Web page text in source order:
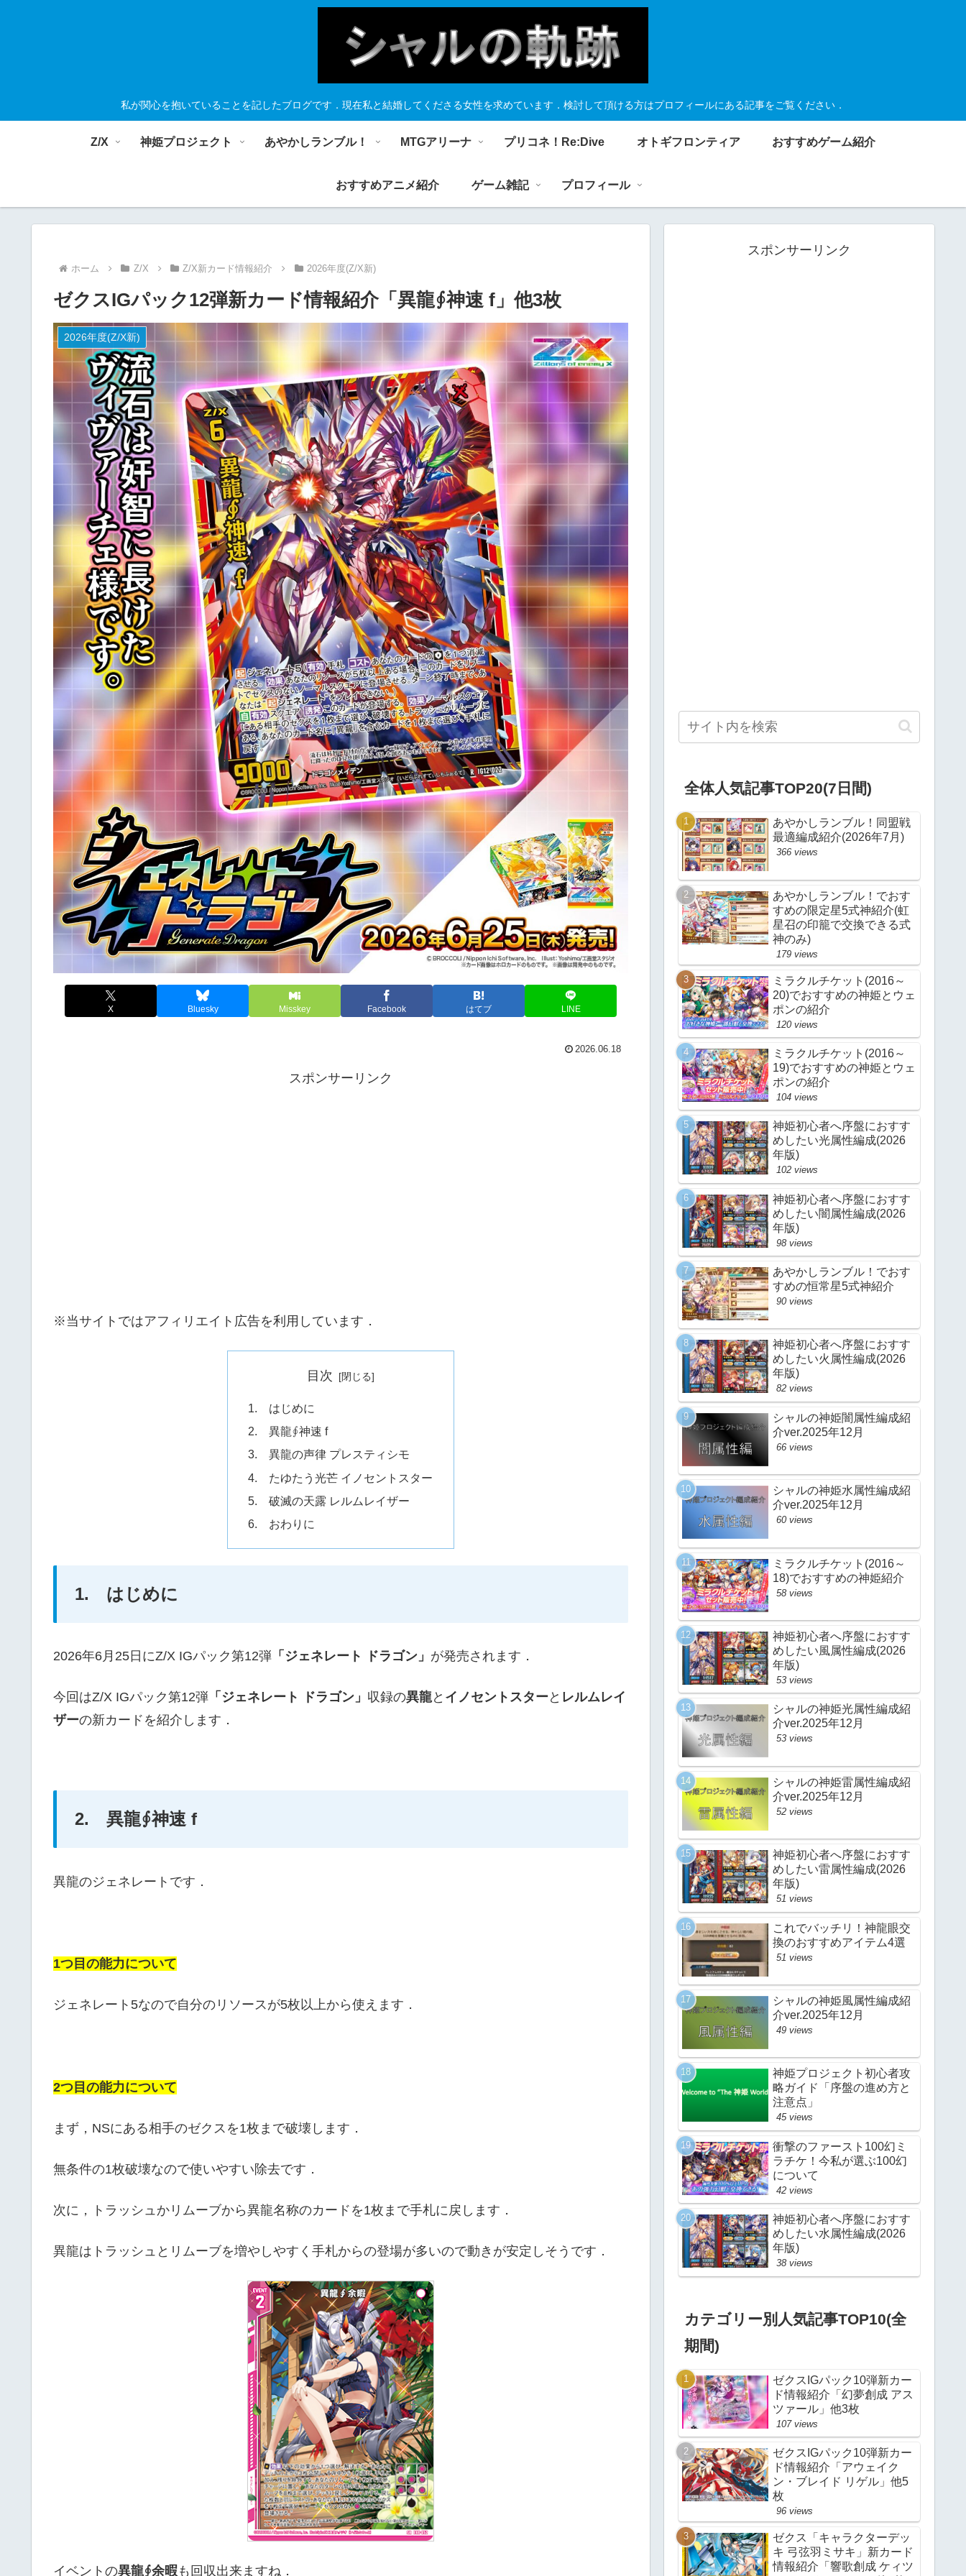
私が関心を抱いていることを記したブログです．現在私と結婚してくださる女性を求めています．検討して頂ける方はプロフィールにある記事をご覧ください．
Z/X 神姫プロジェクト あやかしランブル！ MTGアリーナ プリコネ！Re:Dive オトギフロンティア おすすめゲーム紹介
おすすめアニメ紹介 ゲーム雑記 プロフィール
ホーム Z/X Z/X新カード情報紹介 2026年度(Z/X新)
ゼクスIGパック12弾新カード情報紹介「異龍∮神速 f」他3枚
2026年度(Z/X新)
X Bluesky Misskey Facebook はてブ LINE
2026.06.18
スポンサーリンク
※当サイトではアフィリエイト広告を利用しています．
目次
1. はじめに
2. 異龍∮神速 f
3. 異龍の声律 プレスティシモ
4. たゆたう光芒 イノセントスター
5. 破滅の天露 レルムレイザー
6. おわりに
1. はじめに
2026年6月25日にZ/X IGパック第12弾 「ジェネレート ドラゴン」 が発売されます．
今回はZ/X IGパック第12弾 「ジェネレート ドラゴン」 収録の異龍 と イノセントスターと レルムレイ
ザーの新カードを紹介します．
2. 異龍∮神速 f
異龍のジェネレートです．
1つ目の能力について
ジェネレート5なので自分のリソースが5枚以上から使えます．
2つ目の能力について
まず，NSにある相手のゼクスを1枚まで破壊します．
無条件の1枚破壊なので使いやすい除去です．
次に，トラッシュかリムーブから異龍名称のカードを1枚まで手札に戻します．
異龍はトラッシュとリムーブを増やしやすく手札からの登場が多いので動きが安定しそうです．
イベントの異龍∮余暇も回収出来ますね．
スポンサーリンク
全体人気記事TOP20(7日間)
あやかしランブル！同盟戦
最適編成紹介(2026年7月)
366 views
あやかしランブル！でおす
すめの限定星5式神紹介(虹
星召の印籠で交換できる式
神のみ)
179 views
ミラクルチケット(2016～
20)でおすすめの神姫とウェ
ポンの紹介
120 views
ミラクルチケット(2016～
19)でおすすめの神姫とウェ
ポンの紹介
104 views
神姫初心者へ序盤におすす
めしたい光属性編成(2026
年版)
102 views
神姫初心者へ序盤におすす
めしたい闇属性編成(2026
年版)
98 views
あやかしランブル！でおす
すめの恒常星5式神紹介
90 views
神姫初心者へ序盤におすす
めしたい火属性編成(2026
年版)
82 views
シャルの神姫闇属性編成紹
介ver.2025年12月
66 views
シャルの神姫水属性編成紹
介ver.2025年12月
60 views
ミラクルチケット(2016～
18)でおすすめの神姫紹介
58 views
神姫初心者へ序盤におすす
めしたい風属性編成(2026
年版)
53 views
シャルの神姫光属性編成紹
介ver.2025年12月
53 views
シャルの神姫雷属性編成紹
介ver.2025年12月
52 views
神姫初心者へ序盤におすす
めしたい雷属性編成(2026
年版)
51 views
これでバッチリ！神龍眼交
換のおすすめアイテム4選
51 views
シャルの神姫風属性編成紹
介ver.2025年12月
49 views
神姫プロジェクト初心者攻
略ガイド「序盤の進め方と
注意点」
45 views
衝撃のファースト100幻ミ
ラチケ！今私が選ぶ100幻
について
42 views
神姫初心者へ序盤におすす
めしたい水属性編成(2026
年版)
38 views
カテゴリー別人気記事TOP10(全
期間)
ゼクスIGパック10弾新カー
ド情報紹介「幻夢創成 アス
ツァール」他3枚
107 views
ゼクスIGパック10弾新カー
ド情報紹介「アウェイク
ン・ブレイド リゲル」他5
枚
96 views
ゼクス「キャラクターデッ
キ 弓弦羽ミサキ」新カード
情報紹介「響歌創成 ケィツ